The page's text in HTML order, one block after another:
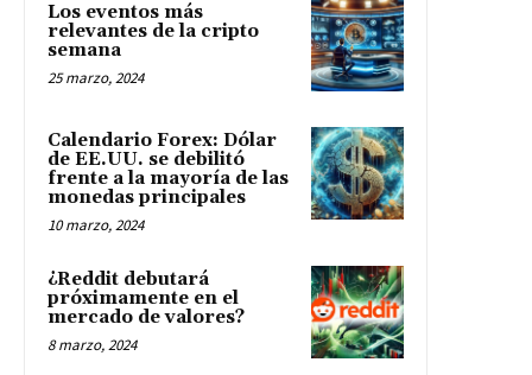
Los eventos más
relevantes de la cripto
semana
25 marzo, 2024
Calendario Forex: Dólar
de EE.UU. se debilitó
frente a la mayoría de las
monedas principales
10 marzo, 2024
¿Reddit debutará
próximamente en el
mercado de valores?
8 marzo, 2024